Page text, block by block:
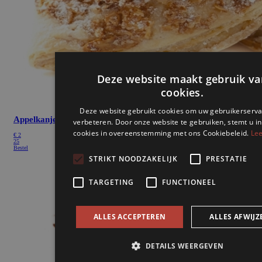
Appelkanjer
€ 2
25
Bestel
Deze website maakt gebruik
cookies.
Deze website gebruikt cookies om uw
verbeteren. Door onze website te gebruiken, stemt u
cookies in overeenstemming met ons Cookiebeleid.
STRIKT NOODZAKELIJK PRESTATIE
TARGETING FUNCTIONEEL
ALLES ACCEPTEREN ALLES
DETAILS WEERGEVEN